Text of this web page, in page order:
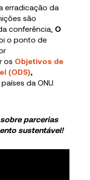
erradicação da
são
conferência, O
o ponto de
os Objetivos de
(ODS),
da ONU.
parcerias
sustentável!